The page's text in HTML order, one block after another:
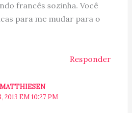
francês sozinha. Você
para me mudar para o
Responder
2013 EM 10:27 PM